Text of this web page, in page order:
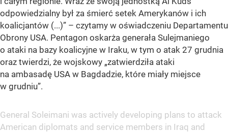
odpowiedzialny był za śmierć setek Amerykanów i ich
koalicjantów (...)” – czytamy w oświadczeniu Departamentu
Obrony USA. Pentagon oskarża generała Sulejmaniego
o ataki na bazy koalicyjne w Iraku, w tym o atak 27 grudnia
oraz twierdzi, że wojskowy „zatwierdziła ataki
na ambasadę USA w Bagdadzie, które miały miejsce
w grudniu”.
General Soleimani was actively developing plans to attack
American diplomats and service members in Iraq and